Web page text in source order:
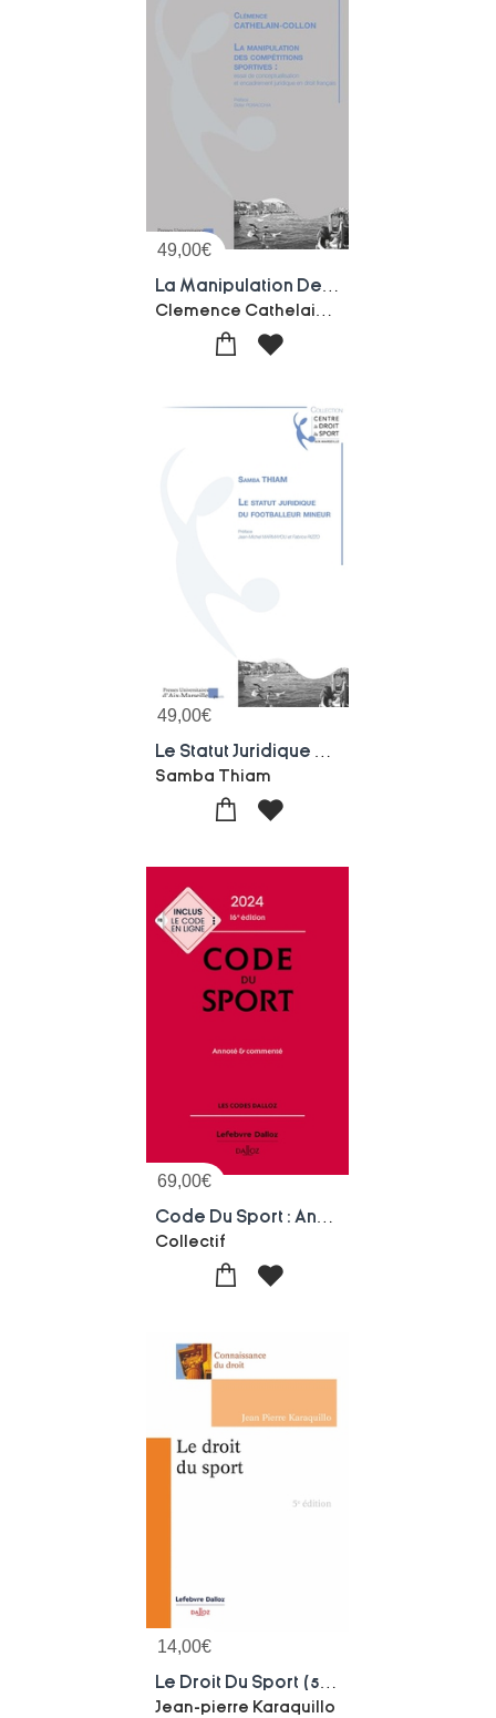
49,00€
49,00€
Samba Thiam
69,00€
Collectif
14,00€
Jean-pierre Karaquillo